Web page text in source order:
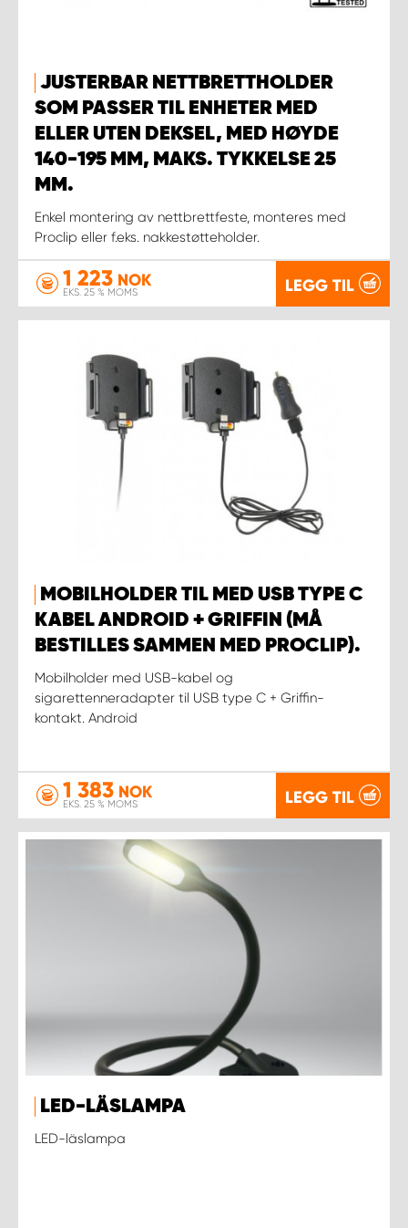
JUSTERBAR NETTBRETTHOLDER
SOM PASSER TIL ENHETER MED
ELLER UTEN DEKSEL, MED HØYDE
140-195 MM, MAKS. TYKKELSE 25
MM.
Enkel montering av nettbrettfeste, monteres med
Proclip eller f.eks. nakkestøtteholder.
1 223 NOK
EKS. 25 % MOMS LEGG TIL
MOBILHOLDER TIL MED USB TYPE C
KABEL ANDROID + GRIFFIN (MÅ
BESTILLES SAMMEN MED PROCLIP).
Mobilholder med USB-kabel og
sigarettenneradapter til USB type C + Griffin-
kontakt. Android
1 383 NOK
EKS. 25 % MOMS LEGG TIL
LED-LÄSLAMPA
LED-läslampa